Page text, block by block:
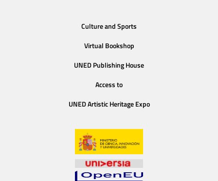
Culture and Sports
Virtual Bookshop
UNED Publishing House
Access to
UNED Artistic Heritage Expo